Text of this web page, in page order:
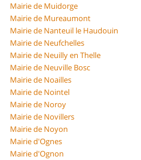
Mairie de Muidorge
Mairie de Mureaumont
Mairie de Nanteuil le Haudouin
Mairie de Neufchelles
Mairie de Neuilly en Thelle
Mairie de Neuville Bosc
Mairie de Noailles
Mairie de Nointel
Mairie de Noroy
Mairie de Novillers
Mairie de Noyon
Mairie d'Ognes
Mairie d'Ognon